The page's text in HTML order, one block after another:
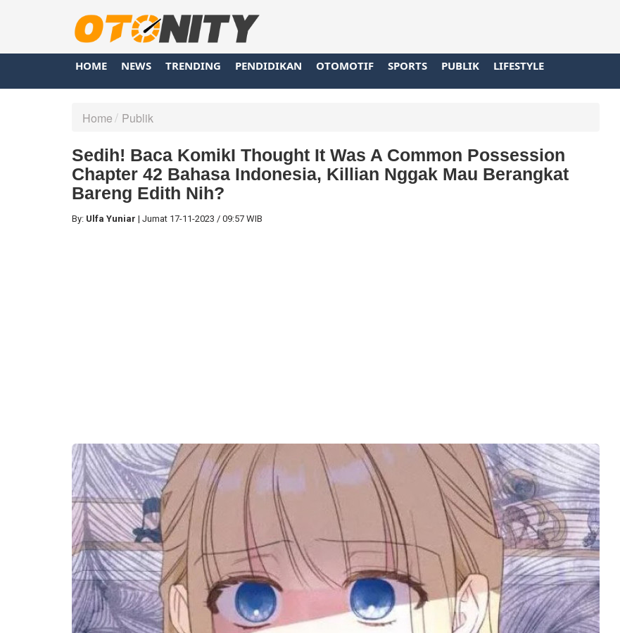
HOME NEWS TRENDING PENDIDIKAN OTOMOTIF SPORTS PUBLIK LIFESTYLE
Home Publik
Sedih! Baca KomikI Thought It Was A Common Possession
Chapter 42 Bahasa Indonesia, Killian Nggak Mau Berangkat
Bareng Edith Nih?
By: Ulfa Yuniar | Jumat 17-11-2023 / 09:57 WIB